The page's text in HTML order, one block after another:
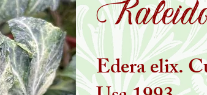
Edera elix.